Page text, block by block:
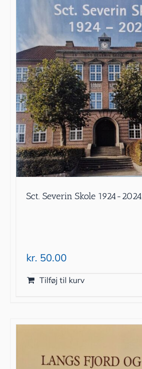
Sct. Severin Skole 1924-2024
kr. 50.00
Tilføj til kurv